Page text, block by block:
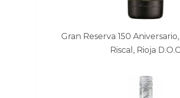
Gran Reserva 150
Riscal, Rioja